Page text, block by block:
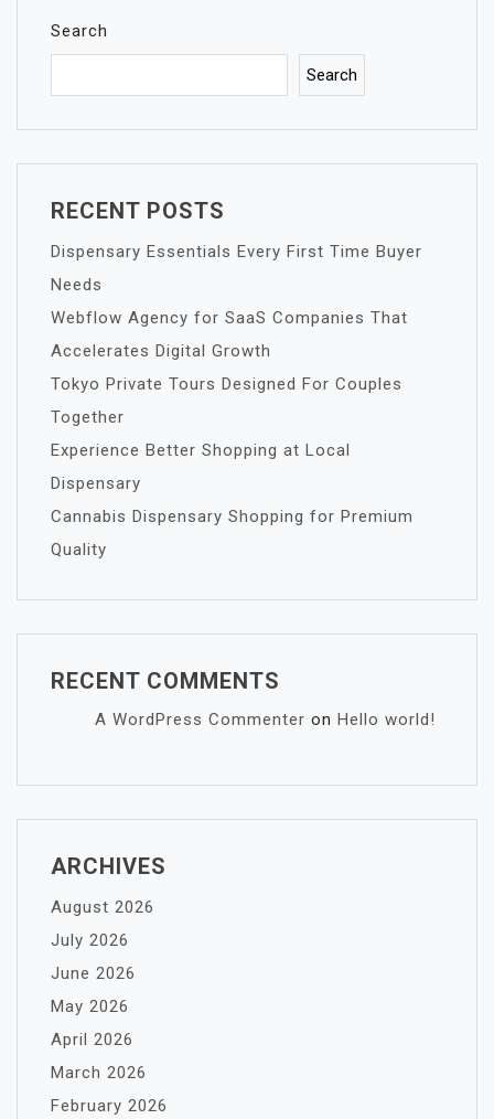
Search
Search
RECENT POSTS
Dispensary Essentials Every First Time Buyer
Needs
Webflow Agency for SaaS Companies That
Accelerates Digital Growth
Tokyo Private Tours Designed For Couples
Together
Experience Better Shopping at Local
Dispensary
Cannabis Dispensary Shopping for Premium
Quality
RECENT COMMENTS
A WordPress Commenter on Hello world!
ARCHIVES
August 2026
July 2026
June 2026
May 2026
April 2026
March 2026
February 2026